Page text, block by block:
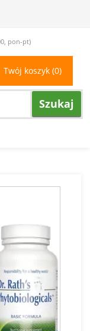
pon-pt)
Twój koszyk (0)
Szukaj